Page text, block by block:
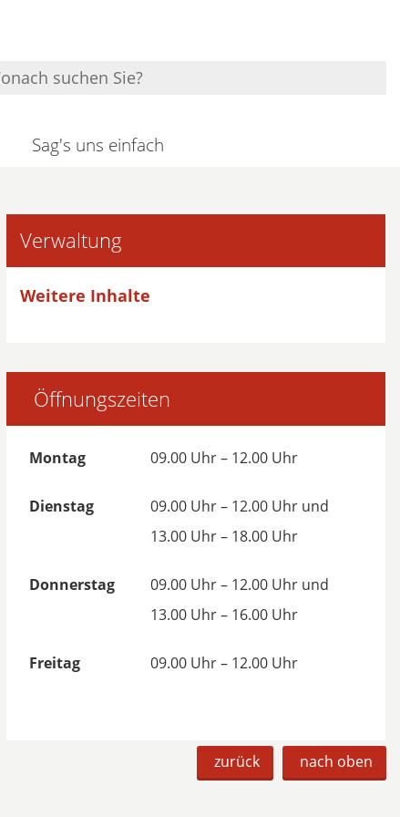
Sag's uns einfach
Verwaltung
Weitere Inhalte
Öffnungszeiten
Montag 09.00 Uhr – 12.00 Uhr
Dienstag
09.00 Uhr – 12.00 Uhr und
13.00 Uhr – 18.00 Uhr
Donnerstag
09.00 Uhr – 12.00 Uhr und
13.00 Uhr – 16.00 Uhr
Freitag 09.00 Uhr – 12.00 Uhr
zurück nach oben